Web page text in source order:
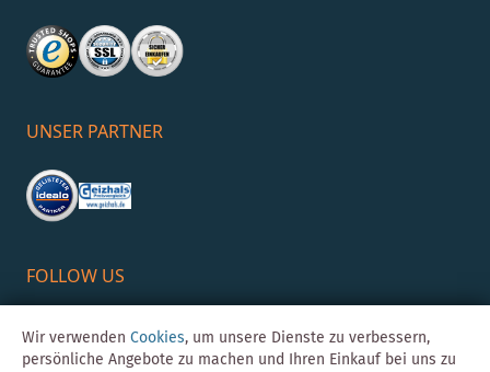
UNSER PARTNER
FOLLOW US
Wir verwenden Cookies, um unsere Dienste zu verbessern,
persönliche Angebote zu machen und Ihren Einkauf bei uns zu